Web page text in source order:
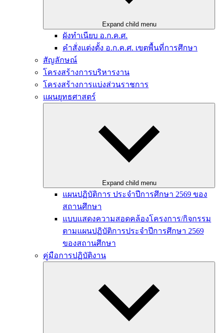
Expand child menu
ผังทำเนียบ อ.ก.ค.ศ.
คำสั่งแต่งตั้ง อ.ก.ค.ศ. เขตพื้นที่การศึกษา
สัญลักษณ์
โครงสร้างการบริหารงาน
โครงสร้างการแบ่งส่วนราชการ
แผนยุทธศาสตร์
Expand child menu
แผนปฏิบัติการ ประจำปีการศึกษา 2569 ของ
สถานศึกษา
แบบแสดงความสอดคล้องโครงการ/กิจกรรม
ตามแผนปฏิบัติการประจำปีการศึกษา 2569
ของสถานศึกษา
คู่มือการปฏิบัติงาน